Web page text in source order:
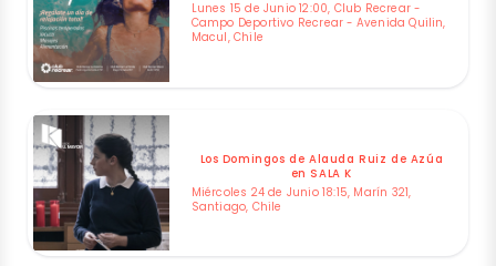
Lunes 15 de Junio 12:00, Club Recrear -
Campo Deportivo Recrear - Avenida Quilin,
Macul, Chile
Los Domingos de Alauda Ruiz de Azúa
en SALA K
Miércoles 24 de Junio 18:15, Marín 321,
Santiago, Chile